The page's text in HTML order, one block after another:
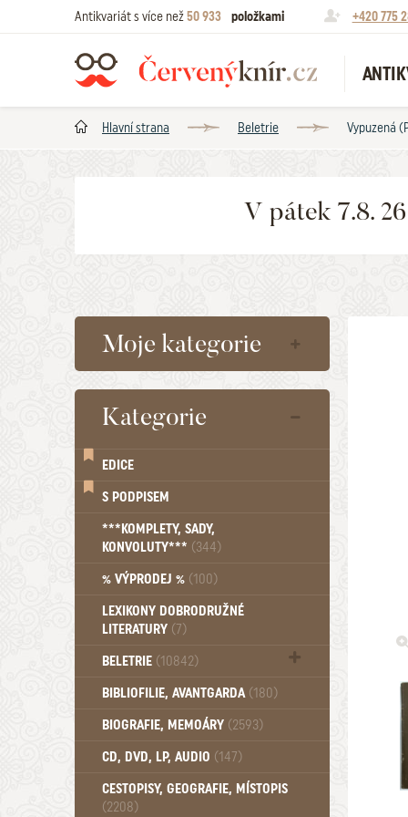
Antikvariát s více než50 933 položkami +420 775
Hlavní strana Beletrie Vypuzená
V pátek 7.8.
Moje kategorie
Kategorie
EDICE
S PODPISEM
***KOMPLETY, SADY,
KONVOLUTY*** (344)
% VÝPRODEJ % (100)
LEXIKONY DOBRODRUŽNÉ
LITERATURY (7)
BELETRIE (10842)
Beletrie - Historická (1388)
Beletrie - Povídky (1758)
Beletrie - Válečné romány (489)
Beletrie - Ženské a dívčí romány
(1522)
BIBLIOFILIE, AVANTGARDA (180)
BIOGRAFIE, MEMOÁRY (2593)
CD, DVD, LP, AUDIO (147)
CESTOPISY, GEOGRAFIE, MÍSTOPIS
(2208)